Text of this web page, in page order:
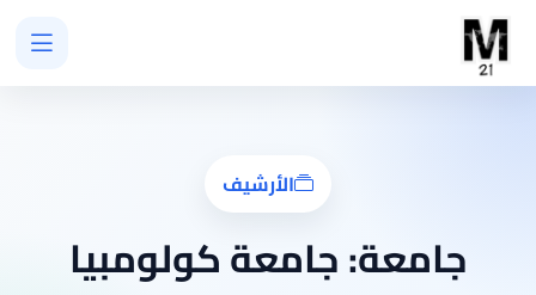
الأرشيف
جامعة:جامعة كولومبيا